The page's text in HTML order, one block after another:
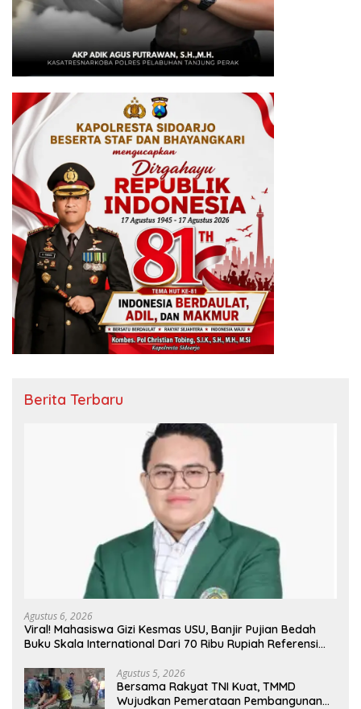
Berita Terbaru
Agustus 6, 2026
Viral! Mahasiswa Gizi Kesmas USU, Banjir Pujian Bedah
Buku Skala International Dari 70 Ribu Rupiah Referensi
Agustus 5, 2026
Bersama Rakyat TNI Kuat, TMMD
Wujudkan Pemerataan Pembangunan